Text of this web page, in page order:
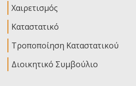
Χαιρετισμός
Καταστατικό
Τροποποίηση Καταστατικού
Διοικητικό Συμβούλιο